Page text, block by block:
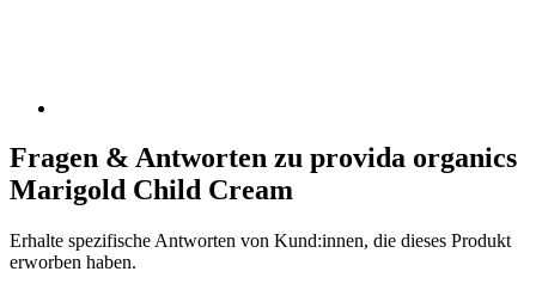
Fragen & Antworten zu provida organics
Marigold Child Cream
Erhalte spezifische Antworten von Kund:innen, die dieses Produkt
erworben haben.